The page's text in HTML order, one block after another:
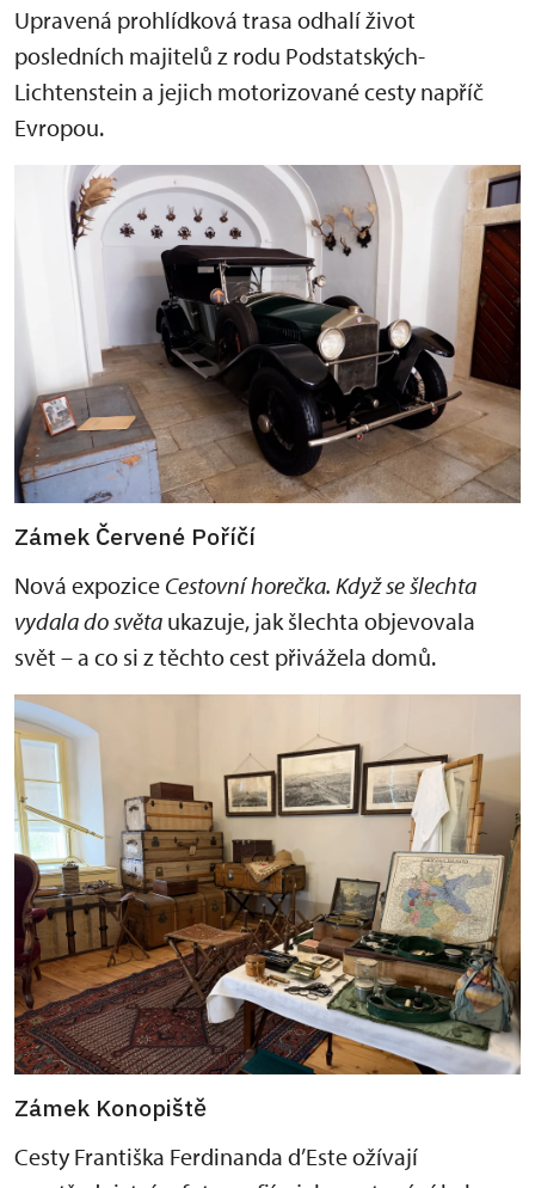
Upravená prohlídková trasa odhalí život
posledních majitelů z rodu Podstatských-
Lichtenstein a jejich motorizované cesty napříč
Evropou.
Zámek Červené Poříčí
Nová expozice Cestovní horečka. Když se šlechta
vydala do světa ukazuje, jak šlechta objevovala
svět – a co si z těchto cest přivážela domů.
Zámek Konopiště
Cesty Františka Ferdinanda d’Este ožívají